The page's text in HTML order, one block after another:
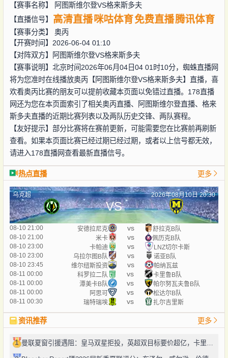
【赛事名称】
阿图斯维尔登VS格来斯多夫
【直播信号】
高清直播 咪咕体育 免费直播 腾讯体育
【赛事分类】 奥丙
【开赛时间】2026-06-04 01:10
【对阵双方】
阿图斯维尔登VS格来斯多夫
【赛事说明】北京时间2026年06月04日04 01时10分，蜘蛛直播网
将为您准时在线播放奥丙【阿图斯维尔登VS格来斯多夫】直播，喜
欢看奥丙比赛的朋友可以提前收藏本页面以免错过直播。178直播
网还为您在本页面索引了相关奥丙直播、阿图斯维尔登直播、格来
斯多夫直播的近期比赛列表以及两队历史交锋、两队赛程。
【友好提示】部分比赛将在赛前更新，可能需要您在比赛前再刷新
查看。如果本页面比赛已经过期已经过期，或者以上信号都无效，
请进入178直播网查看最新直播信号。
热点直播 更多
乌克超 2026年08月10日 20:30
VS
08-10 21:00 安德拉尼克 vs
舒拉克B队
08-10 21:00
米卡 vs
佩历克B队
08-10 23:00
卡帕迪 vs
LNZ切尔卡斯
08-10 23:00
乌拉尔图B队 vs
诺亚B队
08-10 23:45
维尔纽斯投资 vs
帕纳瓦兹
08-11 00:00
科罗拉二队 vs
卡里鲁B队
08-11 00:00
潭美卡B队 vs
帕尔努瓦夫鲁B队
08-11 00:00
阿思可 vs
松达尔B队
08-11 00:30
瑞特瑞埃 vs 扎尔吉里斯
资讯推荐 更多
1